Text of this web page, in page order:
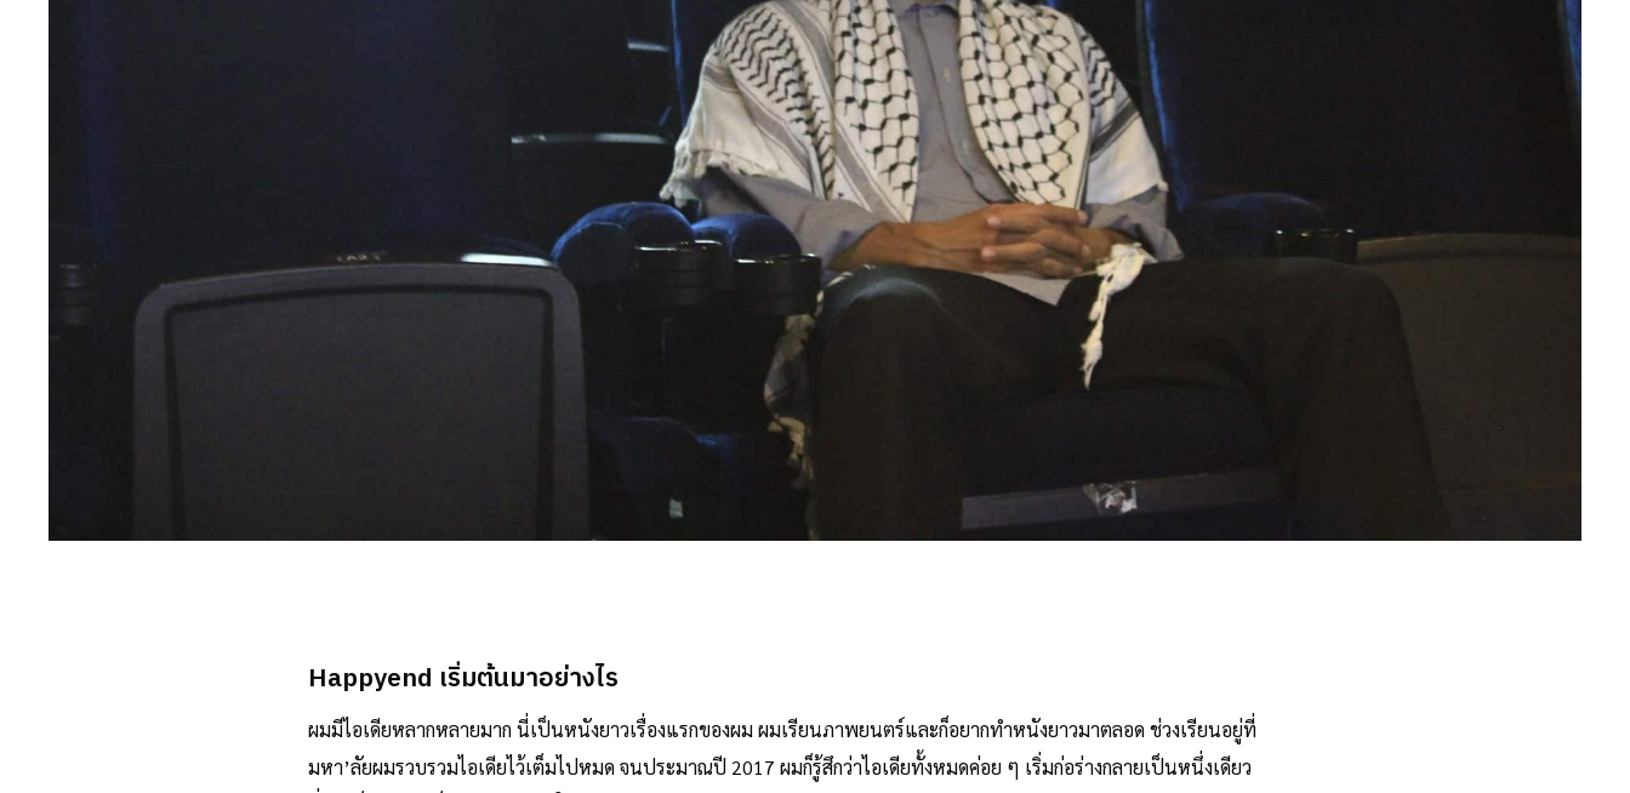
Happyend เริ่มต้นมาอย่างไร
ผมมีไอเดียหลากหลายมาก นี่เป็นหนังยาวเรื่องแรกของผม ผมเรียนภาพยนตร์และก็อยากทำหนังยาวมาตลอด ช่วงเรียนอยู่ที่
มหา’ลัยผมรวบรวมไอเดียไว้เต็มไปหมด จนประมาณปี 2017 ผมก็รู้สึกว่าไอเดียทั้งหมดค่อย ๆ เริ่มก่อร่างกลายเป็นหนึ่งเดียว